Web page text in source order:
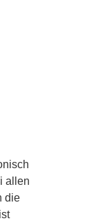
allen
die